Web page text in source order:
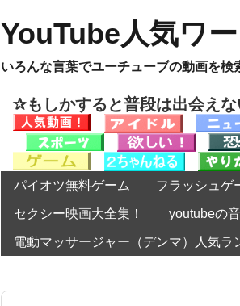
YouTube人気ワ
いろんな言葉でユーチューブの動画を検
✰もしかすると普段は出会え
パイオツ無料ゲーム フラッシュゲ
セクシー映画大全集！ youtubeの
電動マッサージャー（デンマ）人気ラ